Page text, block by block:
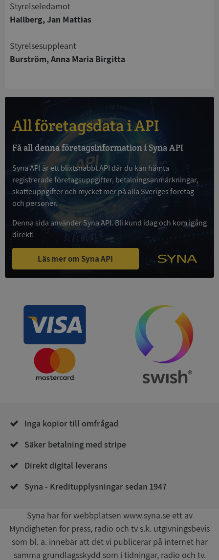
Styrelseledamot
Hallberg, Jan Mattias
Styrelsesuppleant
Burström, Anna Maria Birgitta
All företagsdata i API
Få all denna företagsinformation i Syna API
Syna API är ett blixtsnabbt API där du kan hämta
registrerade företagsuppgifter, betalningsanmärkningar,
skatteuppgifter och mycket mer på alla Sveriges företag
och personer.
Denna sida använder Syna API. Bli kund idag och kom igång
direkt!
Läs mer om Syna API
Inga kopior till omfrågad
Säker betalning med stripe
Direkt digital leverans
Syna - Kreditupplysningar sedan 1947
Syna har för webbplatsen www.syna.se ett av
Myndigheten för press, radio och tv s.k. utgivningsbevis
som bl. a. innebär att det vi publicerar på internet har
samma grundlagsskydd som i tidningar, radio och tv.
Funktioner
och kontohantering. Webbplatsen kan inte
användas ordentligt utan strikt nödvändiga cookies.
__RequestVerificationToken
Microsoft
Session
VISITOR_PRIVACY_METADATA
YouTube
.youtube.com
5 månader
4 veckor
ASP.NET_SessionId
Microsoft
Corporation
de.syna.se
__RequestVerificationToken
Microsoft
Google
Privacy Policy